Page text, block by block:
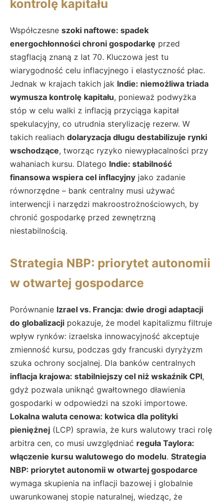
kontrolę kapitału
Współczesne szoki naftowe: spadek
energochłonności chroni gospodarkę przed
stagflacją znaną z lat 70. Kluczowa jest tu
wiarygodność celu inflacyjnego i elastyczność płac.
Jednak w krajach takich jak Indie: niemożliwa triada
wymusza kontrolę kapitału, ponieważ podwyżka
stóp w celu walki z inflacją przyciąga kapitał
spekulacyjny, co utrudnia sterylizację rezerw. W
takich realiach dolaryzacja długu destabilizuje rynki
wschodzące, tworząc ryzyko niewypłacalności przy
wahaniach kursu. Dlatego Indie: stabilność
finansowa wspiera cel inflacyjny jako zadanie
równorzędne – bank centralny musi używać
interwencji i narzędzi makroostrożnościowych, by
chronić gospodarkę przed zewnętrzną
niestabilnością.
Strategia NBP: priorytet autonomii
w otwartej gospodarce
Porównanie Izrael vs. Francja: dwie drogi adaptacji
do globalizacji pokazuje, że model kapitalizmu filtruje
wpływ rynków: izraelska innowacyjność akceptuje
zmienność kursu, podczas gdy francuski dyryżyzm
szuka ochrony socjalnej. Dla banków centralnych
inflacja krajowa: stabilniejszy cel niż wskaźnik CPI,
gdyż pozwala uniknąć gwałtownego dławienia
gospodarki w odpowiedzi na szoki importowe.
Lokalna waluta cenowa: kotwica dla polityki
pieniężnej (LCP) sprawia, że kurs walutowy traci rolę
arbitra cen, co musi uwzględniać reguła Taylora:
włączenie kursu walutowego do modelu. Strategia
NBP: priorytet autonomii w otwartej gospodarce
wymaga skupienia na inflacji bazowej i globalnie
uwarunkowanej stopie naturalnej, wiedząc, że